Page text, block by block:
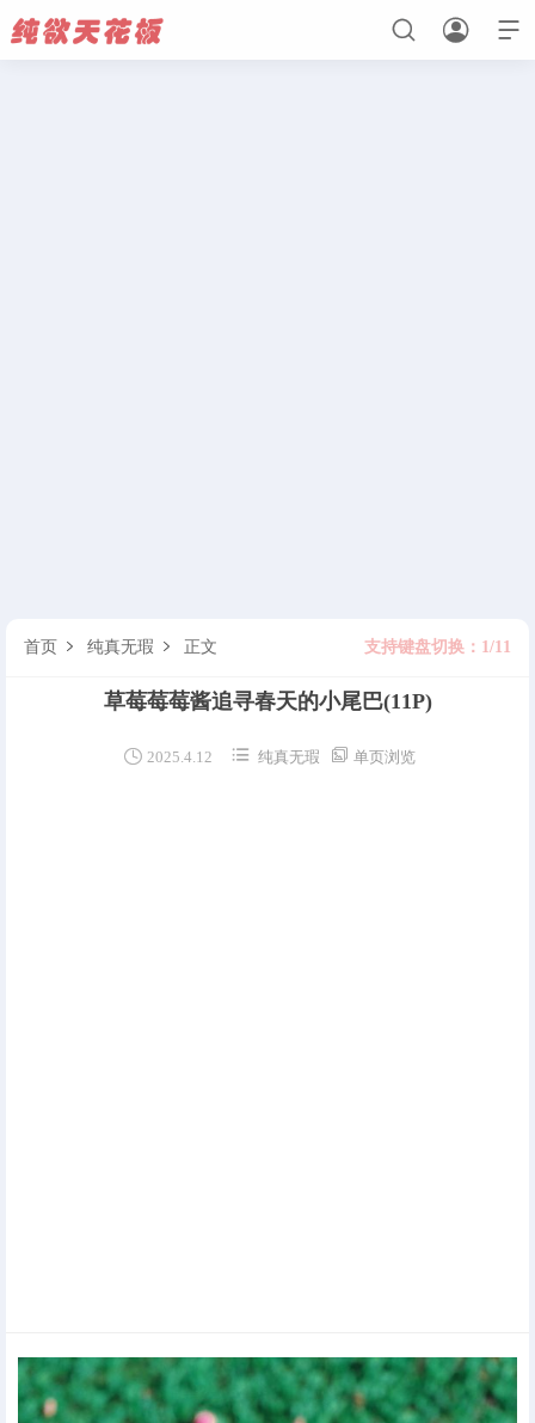



首页  纯真无瑕  正文 支持键盘切换：1/11
草莓莓莓酱追寻春天的小尾巴(11P)
 2025.4.12  纯真无瑕  单页浏览